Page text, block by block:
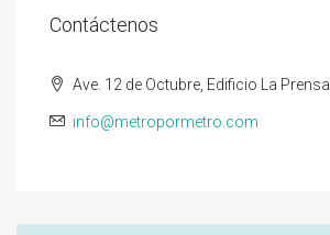
Contáctenos
Ave. 12 de Octubre, Edificio La Prensa.
info@metropormetro.com